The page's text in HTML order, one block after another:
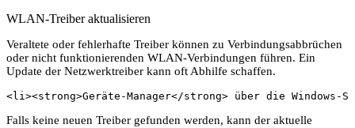
WLAN-Treiber aktualisieren
Veraltete oder fehlerhafte Treiber können zu Verbindungsabbrüchen
oder nicht funktionierenden WLAN-Verbindungen führen. Ein
Update der Netzwerktreiber kann oft Abhilfe schaffen.
<li><strong>Geräte-Manager</strong> über die
Falls keine neuen Treiber gefunden werden, kann der aktuelle